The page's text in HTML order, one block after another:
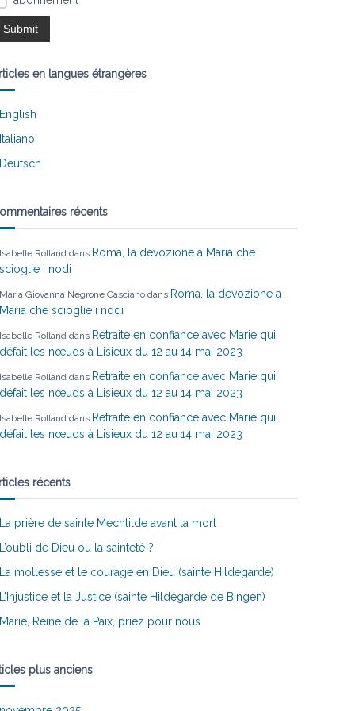
en langues étrangères
English
Italiano
Deutsch
récents
Isabelle Rolland dans Roma, la devozione a Maria che
scioglie i nodi
Maria Giovanna Negrone Casciano dans Roma, la devozione a
Maria che scioglie i nodi
Isabelle Rolland dans Retraite en confiance avec Marie qui
défait les nœuds à Lisieux du 12 au 14 mai 2023
Isabelle Rolland dans Retraite en confiance avec Marie qui
défait les nœuds à Lisieux du 12 au 14 mai 2023
Isabelle Rolland dans Retraite en confiance avec Marie qui
défait les nœuds à Lisieux du 12 au 14 mai 2023
récents
La prière de sainte Mechtilde avant la mort
L’oubli de Dieu ou la sainteté ?
La mollesse et le courage en Dieu (sainte Hildegarde)
L’Injustice et la Justice (sainte Hildegarde de Bingen)
Marie, Reine de la Paix, priez pour nous
plus anciens